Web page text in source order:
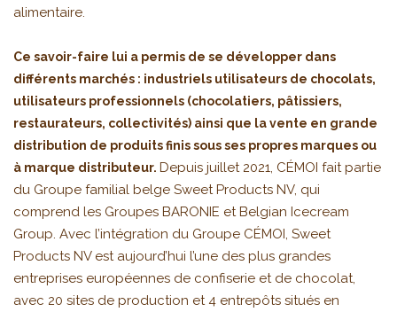
alimentaire.
Ce savoir-faire lui a permis de se développer dans
différents marchés : industriels utilisateurs de chocolats,
utilisateurs professionnels (chocolatiers, pâtissiers,
restaurateurs, collectivités) ainsi que la vente en grande
distribution de produits finis sous ses propres marques ou
à marque distributeur. Depuis juillet 2021, CÉMOI fait partie
du Groupe familial belge Sweet Products NV, qui
comprend les Groupes BARONIE et Belgian Icecream
Group. Avec l’intégration du Groupe CÉMOI, Sweet
Products NV est aujourd’hui l’une des plus grandes
entreprises européennes de confiserie et de chocolat,
avec 20 sites de production et 4 entrepôts situés en